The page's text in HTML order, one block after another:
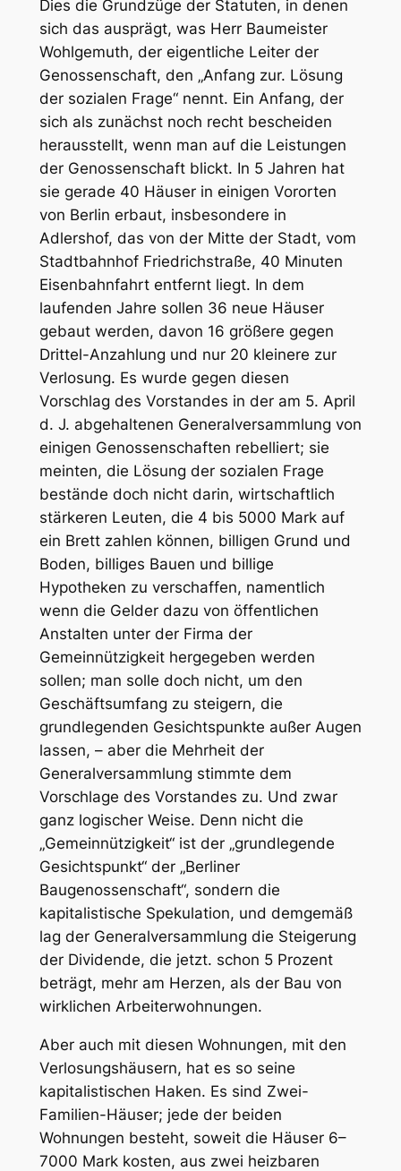
Dies die Grundzüge der Statuten, in denen
sich das ausprägt, was Herr Baumeister
Wohlgemuth, der eigentliche Leiter der
Genossenschaft, den „Anfang zur. Lösung
der sozialen Frage“ nennt. Ein Anfang, der
sich als zunächst noch recht bescheiden
herausstellt, wenn man auf die Leistungen
der Genossenschaft blickt. In 5 Jahren hat
sie gerade 40 Häuser in einigen Vororten
von Berlin erbaut, insbesondere in
Adlershof, das von der Mitte der Stadt, vom
Stadtbahnhof Friedrichstraße, 40 Minuten
Eisenbahnfahrt entfernt liegt. In dem
laufenden Jahre sollen 36 neue Häuser
gebaut werden, davon 16 größere gegen
Drittel-Anzahlung und nur 20 kleinere zur
Verlosung. Es wurde gegen diesen
Vorschlag des Vorstandes in der am 5. April
d. J. abgehaltenen Generalversammlung von
einigen Genossenschaften rebelliert; sie
meinten, die Lösung der sozialen Frage
bestände doch nicht darin, wirtschaftlich
stärkeren Leuten, die 4 bis 5000 Mark auf
ein Brett zahlen können, billigen Grund und
Boden, billiges Bauen und billige
Hypotheken zu verschaffen, namentlich
wenn die Gelder dazu von öffentlichen
Anstalten unter der Firma der
Gemeinnützigkeit hergegeben werden
sollen; man solle doch nicht, um den
Geschäftsumfang zu steigern, die
grundlegenden Gesichtspunkte außer Augen
lassen, – aber die Mehrheit der
Generalversammlung stimmte dem
Vorschlage des Vorstandes zu. Und zwar
ganz logischer Weise. Denn nicht die
„Gemeinnützigkeit“ ist der „grundlegende
Gesichtspunkt“ der „Berliner
Baugenossenschaft“, sondern die
kapitalistische Spekulation, und demgemäß
lag der Generalversammlung die Steigerung
der Dividende, die jetzt. schon 5 Prozent
beträgt, mehr am Herzen, als der Bau von
wirklichen Arbeiterwohnungen.
Aber auch mit diesen Wohnungen, mit den
Verlosungshäusern, hat es so seine
kapitalistischen Haken. Es sind Zwei-
Familien-Häuser; jede der beiden
Wohnungen besteht, soweit die Häuser 6–
7000 Mark kosten, aus zwei heizbaren